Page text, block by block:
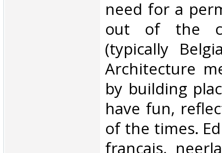
need for a
out of the
(typically
Architecture
by building
have fun,
of the times.
francais,